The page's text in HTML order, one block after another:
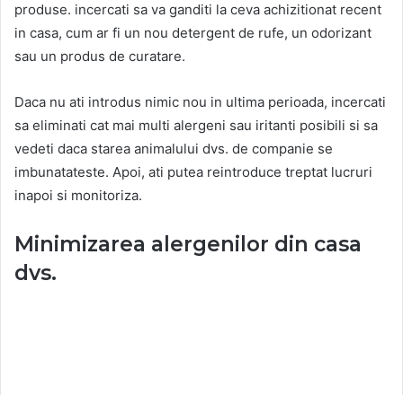
produse. incercati sa va ganditi la ceva achizitionat recent
in casa, cum ar fi un nou detergent de rufe, un odorizant
sau un produs de curatare.
Daca nu ati introdus nimic nou in ultima perioada, incercati
sa eliminati cat mai multi alergeni sau iritanti posibili si sa
vedeti daca starea animalului dvs. de companie se
imbunatateste. Apoi, ati putea reintroduce treptat lucruri
inapoi si monitoriza.
Minimizarea alergenilor din casa
dvs.